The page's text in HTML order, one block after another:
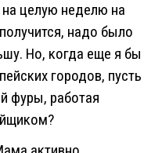
целую неделю на
надо было
Но, когда еще я бы
городов, пусть
фуры, работая